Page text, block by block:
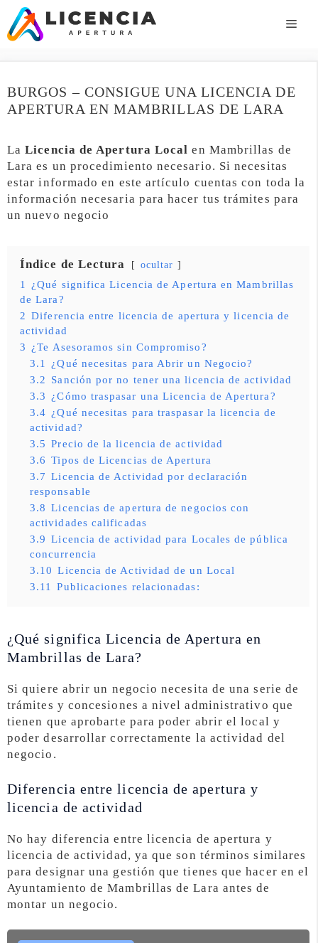
Saltar
contenido
BURGOS – CONSIGUE UNA LICENCIA DE
APERTURA EN MAMBRILLAS DE LARA
LaLicencia de Apertura Local en Mambrillas de
Lara es un procedimiento necesario. Si necesitas
estar informado en este artículo cuentas con toda la
información necesaria para hacer tus trámites para
un nuevo negocio
Índice de Lectura ocultar
1
¿Qué significa Licencia de Apertura en Mambrillas
de Lara?
2 Diferencia entre licencia de apertura y licencia de
actividad
3 ¿Te Asesoramos sin Compromiso?
3.1
¿Qué necesitas para Abrir un Negocio?
3.2 Sanción por no tener una licencia de actividad
3.3 ¿Cómo traspasar una Licencia de Apertura?
3.4 ¿Qué necesitas para traspasar la licencia de
actividad?
3.5 Precio de la licencia de actividad
3.6 Tipos de Licencias de Apertura
3.7 Licencia de Actividad por declaración
responsable
3.8 Licencias de apertura de negocios con
actividades calificadas
3.9 Licencia de actividad para Locales de pública
concurrencia
3.10 Licencia de Actividad de un Local
3.11
Publicaciones relacionadas:
¿Qué significa Licencia de Apertura en
Mambrillas de Lara?
Si quiere abrir un negocio necesita de una serie de
trámites y concesiones a nivel administrativo que
tienen que aprobarte para poder abrir el local y
poder desarrollar correctamente la actividad del
negocio.
Diferencia entre licencia de apertura y
licencia de actividad
No hay diferencia entre licencia de apertura y
licencia de actividad, ya que son términos similares
para designar una gestión que tienes que hacer en el
Ayuntamiento de Mambrillas de Lara antes de
montar un negocio.